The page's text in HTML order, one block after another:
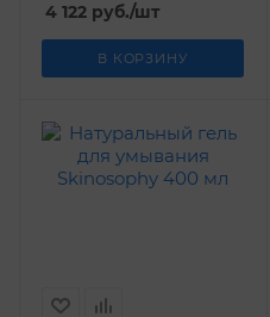
4 122 руб./шт
В КОРЗИНУ